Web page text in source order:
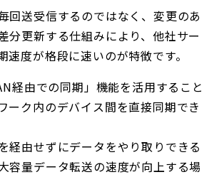
回送受信するのではなく、変更のあ
分更新する仕組みにより、他社サー
速度が格段に速いのが特徴です。
経由での同期」機能を活用すること
ーク内のデバイス間を直接同期でき
経由せずにデータをやり取りできる
容量データ転送の速度が向上する場